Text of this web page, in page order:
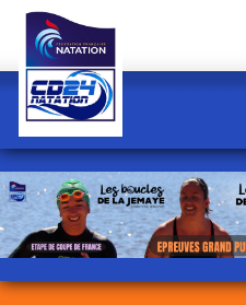
Panneau de gestion des cookies